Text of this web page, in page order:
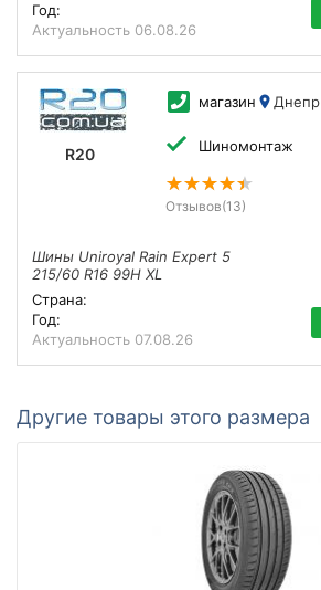
Год:
Актуальность 06.08.26
R20
магазин Днепр
Шиномонтаж
Отзывов(13)
Шины Uniroyal Rain Expert 5
215/60 R16 99H XL
Страна:
Год:
Актуальность 07.08.26
Другие товары этого размера